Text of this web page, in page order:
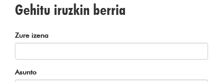
Gehitu iruzkin berria
Zure izena
Asunto